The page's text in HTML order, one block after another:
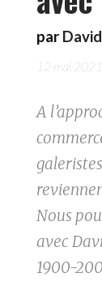
par
12 mai 2021
A
Nous
avec
1900-